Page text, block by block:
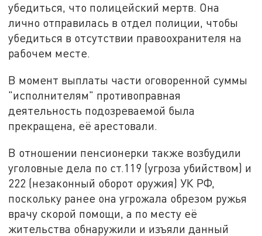
убедиться, что полицейский мертв. Она
лично отправилась в отдел полиции, чтобы
убедиться в отсутствии правоохранителя на
рабочем месте.
В момент выплаты части оговоренной суммы
"исполнителям" противоправная
деятельность подозреваемой была
прекращена, её арестовали.
В отношении пенсионерки также возбудили
уголовные дела по ст.119 (угроза убийством) и
222 (незаконный оборот оружия) УК РФ,
поскольку ранее она угрожала обрезом ружья
врачу скорой помощи, а по месту её
жительства обнаружили и изъяли данный